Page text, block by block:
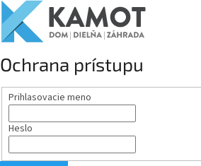
Ochrana prístupu
Prihlasovacie meno
Heslo